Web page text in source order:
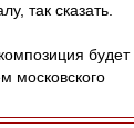
так сказать.
будет
московского